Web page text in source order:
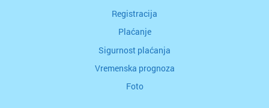
Registracija
Plaćanje
Sigurnost plaćanja
Vremenska prognoza
Foto